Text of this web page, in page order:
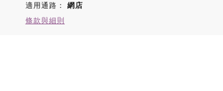
適用通路： 網店
條款與細則